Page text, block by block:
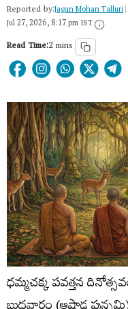
Reported by:Jagan Mohan Talluri|
Jul 27, 2026, 8:17 pm IST
Read Time:2 mins
ధమ్మచక్క పవత్తన